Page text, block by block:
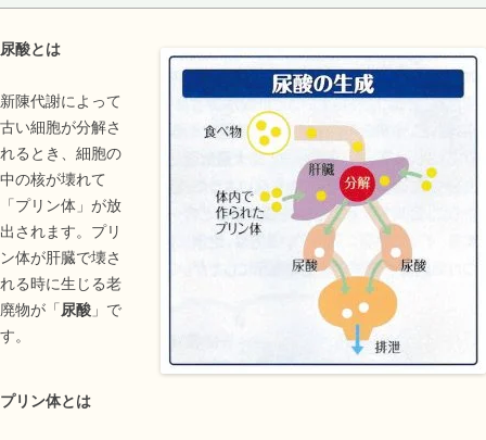
尿酸とは
新陳代謝によって
古い細胞が分解さ
れるとき、細胞の
中の核が壊れて
「プリン体」が放
出されます。プリ
ン体が肝臓で壊さ
れる時に生じる老
廃物が「尿酸 」で
す。
プリン体とは